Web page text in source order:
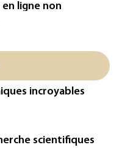
ligne non
des prix
Meta
de
Nouveau-
et Pakistan
incroyables
scientifiques